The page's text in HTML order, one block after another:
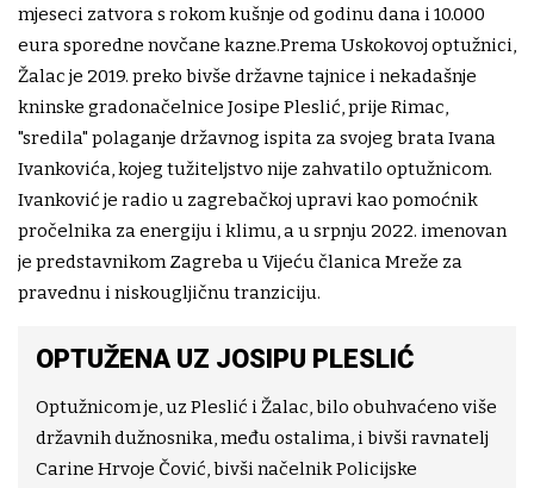
mjeseci zatvora s rokom kušnje od godinu dana i 10.000
eura sporedne novčane kazne.Prema Uskokovoj optužnici,
Žalac je 2019. preko bivše državne tajnice i nekadašnje
kninske gradonačelnice Josipe Pleslić, prije Rimac,
"sredila" polaganje državnog ispita za svojeg brata Ivana
Ivankovića, kojeg tužiteljstvo nije zahvatilo optužnicom.
Ivanković je radio u zagrebačkoj upravi kao pomoćnik
pročelnika za energiju i klimu, a u srpnju 2022. imenovan
je predstavnikom Zagreba u Vijeću članica Mreže za
pravednu i niskougljičnu tranziciju.
OPTUŽENA UZ JOSIPU PLESLIĆ
Optužnicom je, uz Pleslić i Žalac, bilo obuhvaćeno više
državnih dužnosnika, među ostalima, i bivši ravnatelj
Carine Hrvoje Čović, bivši načelnik Policijske